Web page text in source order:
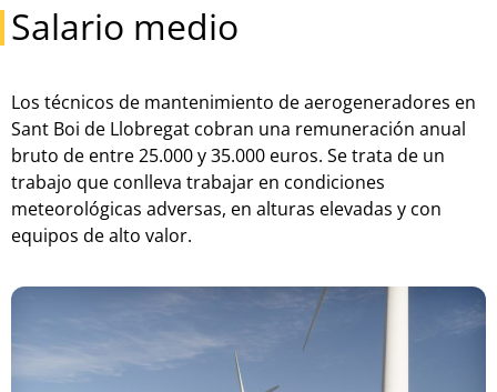
Salario medio
Los técnicos de mantenimiento deaerogeneradores en
Sant Boi de Llobregat cobran una remuneración anual
bruto de entre25.000y35.000 euros. Setrata de un
trabajo que conlleva trabajar en condiciones
meteorológicas adversas, en alturas elevadas y con
equipos dealto valor.